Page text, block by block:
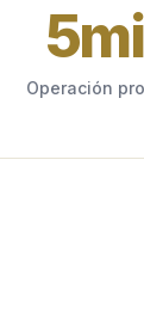
5
Operación